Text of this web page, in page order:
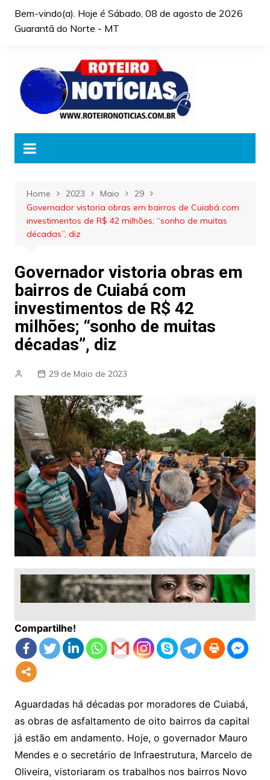
Bem-vindo(a). Hoje é Sábado, 08 de agosto de 2026
Guarantã do Norte - MT
Home 2023 Maio
29
Governador vistoria obras em bairros de Cuiabá com
investimentos de R$ 42 milhões; “sonho de muitas
décadas”, diz
Governador vistoria obras em
bairros de Cuiabá com
investimentos de R$ 42
milhões; “sonho de muitas
décadas”, diz
29 de Maio de 2023
Compartilhe!
Aguardadas há décadas por moradores de Cuiabá,
as obras de asfaltamento de oito bairros da capital
já estão em andamento. Hoje, o governador Mauro
Mendes e o secretário de Infraestrutura, Marcelo de
Oliveira, vistoriaram os trabalhos nos bairros Novo